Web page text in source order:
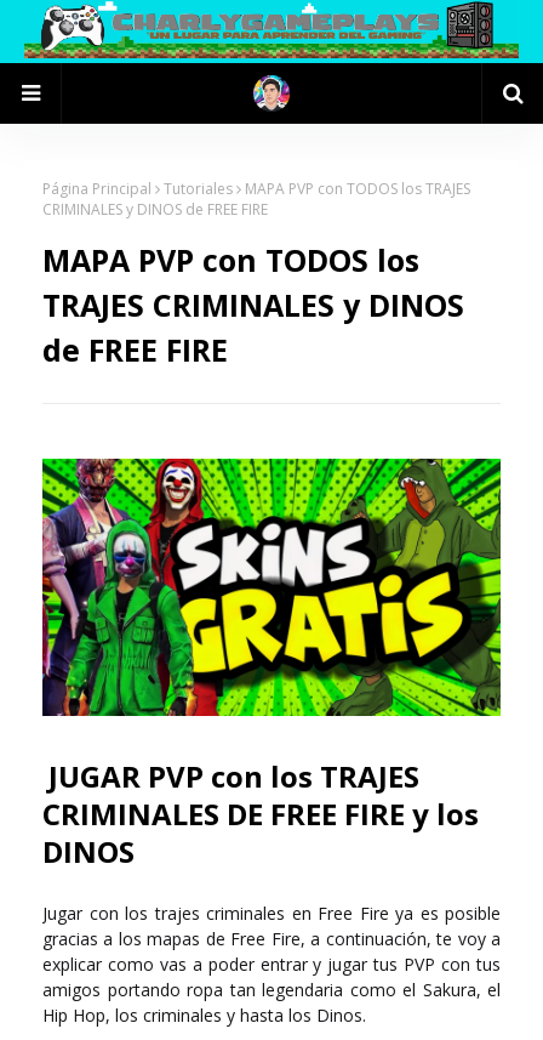
Página Principal Tutoriales
MAPA PVP con TODOS los TRAJES
CRIMINALES y DINOS de FREE FIRE
MAPA PVP con TODOS los
TRAJES CRIMINALES y DINOS
de FREE FIRE
JUGAR PVP con los TRAJES
CRIMINALES DE FREE FIRE y los
DINOS
Jugar con los trajes criminales en Free Fire ya es posible
gracias a los mapas de Free Fire, a continuación, te voy a
explicar como vas a poder entrar y jugar tus PVP con tus
amigos portando ropa tan legendaria como el Sakura, el
Hip Hop, los criminales y hasta los Dinos.